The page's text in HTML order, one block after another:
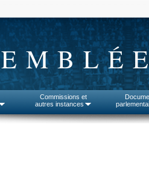
Commissions et
autres instances